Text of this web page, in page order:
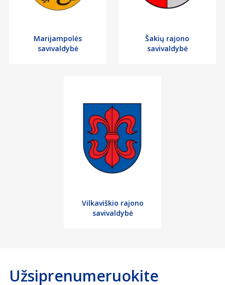
Marijampolės
savivaldybė
Šakių rajono
savivaldybė
Vilkaviškio rajono
savivaldybė
Užsiprenumeruokite